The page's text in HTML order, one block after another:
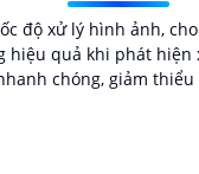
độ xử lý hình ảnh,
quả khi phát
chóng, giảm